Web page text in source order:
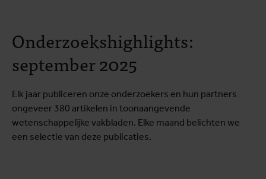
Onderzoekshighlights:
september 2025
Elk jaar publiceren onze onderzoekers en hun partners
ongeveer 380 artikelen in toonaangevende
wetenschappelijke vakbladen. Elke maand belichten we
een selectie van deze publicaties.